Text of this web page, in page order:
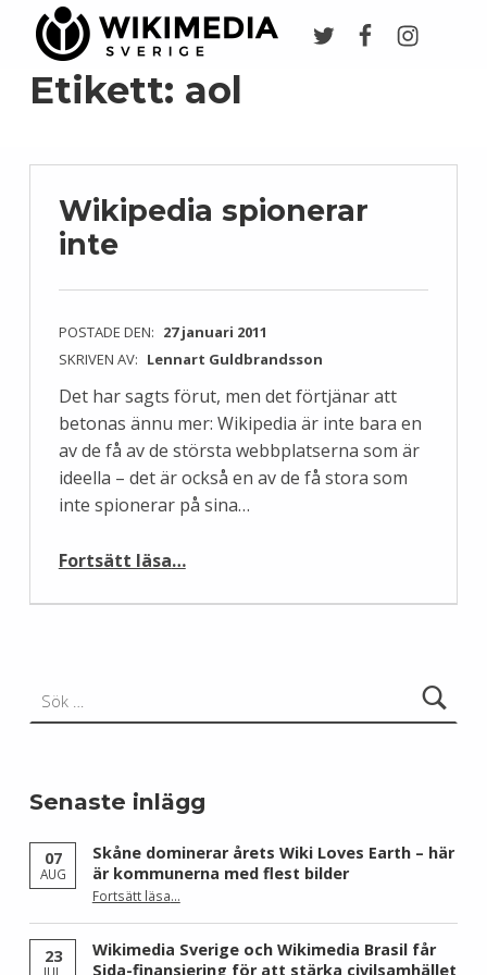
Etikett: aol
Wikipedia spionerar
inte
POSTADE DEN: 27 januari 2011
SKRIVEN AV: Lennart Guldbrandsson
Det har sagts förut, men det förtjänar att
betonas ännu mer: Wikipedia är inte bara en
av de få av de största webbplatserna som är
ideella – det är också en av de få stora som
inte spionerar på sina…
Fortsätt läsa…
Senaste inlägg
07
AUG
Skåne dominerar årets Wiki Loves Earth – här
är kommunerna med flest bilder
Fortsätt läsa“Skåne dominerar årets Wiki Loves Earth – här är kommunerna med flest bilder”
…
23
JUL
Wikimedia Sverige och Wikimedia Brasil får
Sida-finansiering för att stärka civilsamhället